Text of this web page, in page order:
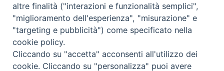
Copyright © 2019 - Tutti i diritti riservati - Vita
Trentina Editrice
altre finalità ("interazioni e funzionalità semplici",
"miglioramento dell'esperienza", "misurazione" e
"targeting e pubblicità") come specificato nella
cookie policy.
Cliccando su "accetta" acconsenti all'utilizzo dei
cookie. Cliccando su "personalizza" puoi avere